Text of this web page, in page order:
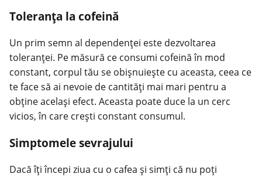
Toleranța la cofeină
Un prim semn al dependenței este dezvoltarea
toleranței. Pe măsură ce consumi cofeină în mod
constant, corpul tău se obișnuiește cu aceasta, ceea ce
te face să ai nevoie de cantități mai mari pentru a
obține același efect. Aceasta poate duce la un cerc
vicios, în care crești constant consumul.
Simptomele sevrajului
Dacă îți începi ziua cu o cafea și simți că nu poți